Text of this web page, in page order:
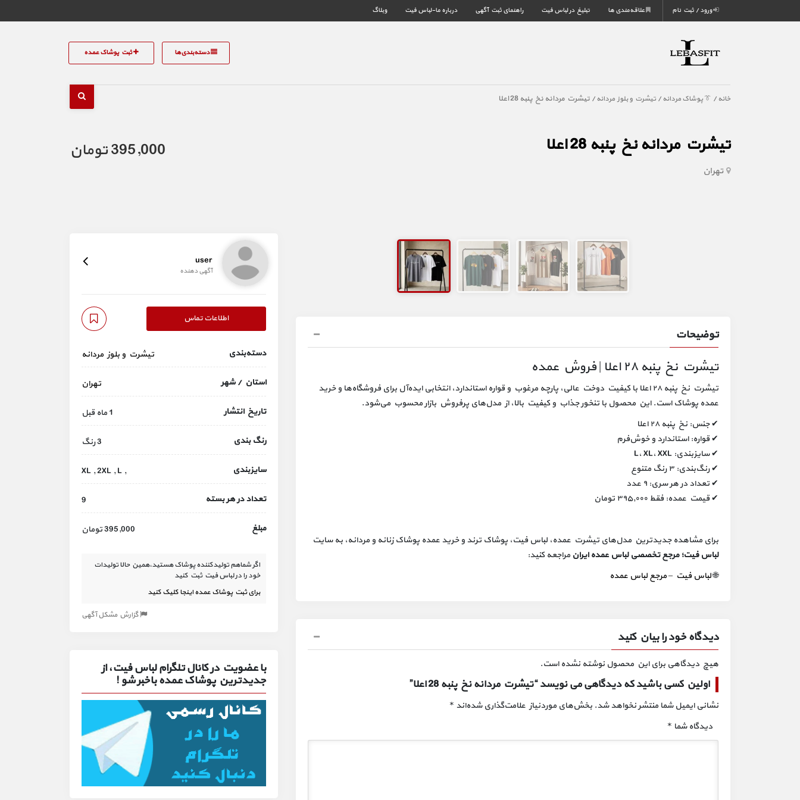
ورود / ثبت نام علاقه‌مندی ها تبلیغ در لباس فیت راهنمای ثبت آگهی درباره ما-لباس فیت وبلاگ
دسته‌بندی‌ها ثبت پوشاک عمده
خانه / 👔 پوشاک مردانه / تیشرت و بلوز مردانه / تیشرت مردانه نخ پنبه 28 اعلا
تیشرت مردانه نخ پنبه 28 اعلا
تهران
395,000 تومان
توضیحات
تیشرت نخ پنبه ۲۸ اعلا | فروش عمده
تیشرت نخ پنبه ۲۸ اعلا با کیفیت دوخت عالی، پارچه مرغوب و قواره استاندارد، انتخابی ایده‌آل برای فروشگاه‌ها و خرید
عمده پوشاک است. این محصول با تنخور جذاب و کیفیت بالا، از مدل‌های پرفروش بازار محسوب می‌شود.
✔ جنس: نخ پنبه ۲۸ اعلا
✔ قواره: استاندارد و خوش‌فرم
✔ سایزبندی: L، XL، XXL
✔ رنگ‌بندی: ۳ رنگ متنوع
✔ تعداد در هر سری: ۹ عدد
✔ قیمت عمده: فقط ۳۹۵,۰۰۰ تومان
برای مشاهده جدیدترین مدل‌های تیشرت عمده، لباس فیت، پوشاک ترند و خرید عمده پوشاک زنانه و مردانه، به سایت
لباس فیت؛ مرجع تخصصی لباس عمده ایران مراجعه کنید:
🌐لباس فیت – مرجع لباس عمده
دیدگاه خود را بیان کنید
هیچ دیدگاهی برای این محصول نوشته نشده است.
اولین کسی باشید که دیدگاهی می نویسد “تیشرت مردانه نخ پنبه 28 اعلا”
نشانی ایمیل شما منتشر نخواهد شد. بخش‌های موردنیاز علامت‌گذاری شده‌اند *
دیدگاه شما *
user
آگهی دهنده
اطلاعات تماس
دسته‌بندی تیشرت و بلوز مردانه
استان / شهر تهران
تاریخ انتشار 1 ماه قبل
رنگ بندی 3 رنگ
سایزبندی , XL , 2XL , L
تعداد در هر بسته 9
مبلغ 395,000 تومان
اگر شماهم تولیدکننده پوشاک هستید،همین حالا تولیدات
خود را در لباس فیت ثبت کنید
برای ثبت پوشاک عمده اینجا کلیک کنید
گزارش مشکل آگهی
با عضویت در کانال تلگرام لباس فیت، از
جدیدترین پوشاک عمده باخبر شو !